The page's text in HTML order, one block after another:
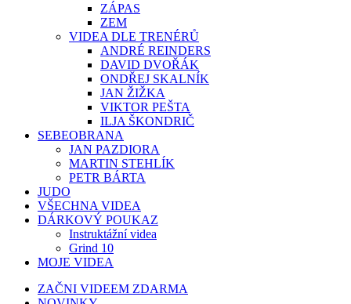
ZÁPAS
ZEM
VIDEA DLE TRENÉRŮ
ANDRÉ REINDERS
DAVID DVOŘÁK
ONDŘEJ SKALNÍK
JAN ŽIŽKA
VIKTOR PEŠTA
ILJA ŠKONDRIČ
SEBEOBRANA
JAN PAZDIORA
MARTIN STEHLÍK
PETR BÁRTA
JUDO
VŠECHNA VIDEA
DÁRKOVÝ POUKAZ
Instruktážní videa
Grind 10
MOJE VIDEA
ZAČNI VIDEEM ZDARMA